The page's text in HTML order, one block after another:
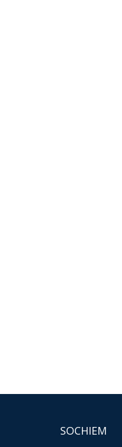
SOCHIEM